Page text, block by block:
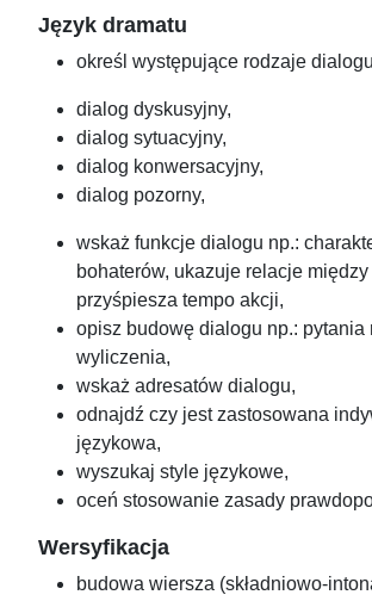
Język dramatu
określ występujące rodzaje
dialog dyskusyjny,
dialog sytuacyjny,
dialog konwersacyjny,
dialog pozorny,
wskaż funkcje dialogu np.:
bohaterów, ukazuje relacje
przyśpiesza tempo akcji,
opisz budowę dialogu np.: pytania
wyliczenia,
wskaż adresatów dialogu,
odnajdź czy jest zastosowana
językowa,
wyszukaj style językowe,
oceń stosowanie zasady
Wersyfikacja
budowa wiersza (składniowo-